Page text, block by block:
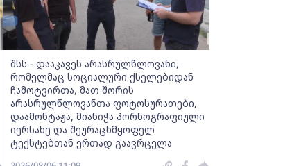
შსს - დააკავეს არასრულწლოვანი,
რომელმაც სოციალური ქსელებიდან
ჩამოტვირთა, მათ შორის
არასრულწლოვანთა ფოტოსურათები,
დაამონტაჟა, მიანიჭა პორნოგრაფიული
იერსახე და შეურაცხმყოფელ
ტექსტებთან ერთად გაავრცელა